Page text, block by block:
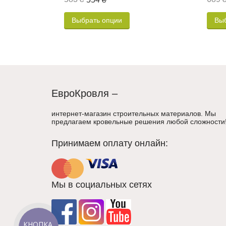
Выбрать опции
ЕвроКровля –
интернет-магазин строительных материалов. Мы
предлагаем кровельные решения любой
Принимаем оплату онлайн:
Мы в социальных сетях